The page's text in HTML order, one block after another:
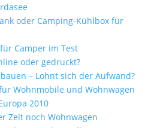
oder Camping-Kühlbox für
Camper im Test
oder gedruckt?
– Lohnt sich der Aufwand?
Wohnmobile und Wohnwagen
2010
Zelt noch Wohnwagen